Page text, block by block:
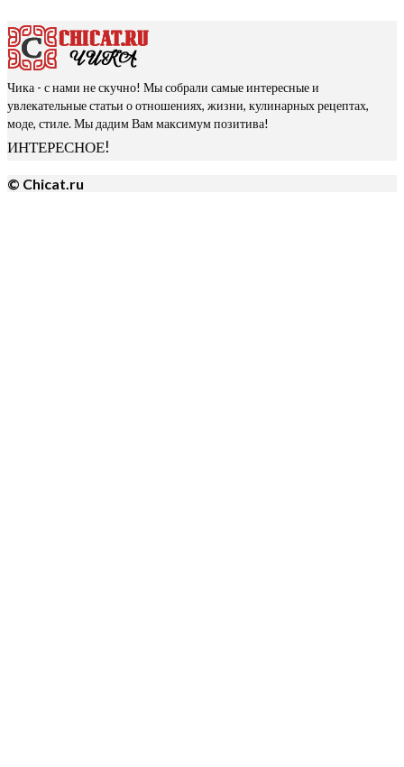
Чика - с нами не скучно! Мы собрали самые интересные и
увлекательные статьи о отношениях, жизни, кулинарных рецептах,
моде, стиле. Мы дадим Вам максимум позитива!
ИНТЕРЕСНОЕ!
© Chicat.ru